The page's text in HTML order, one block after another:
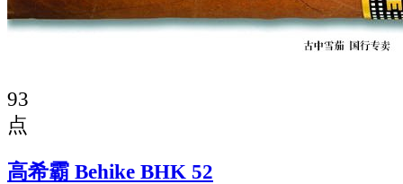
93
点
高希霸 Behike BHK 52